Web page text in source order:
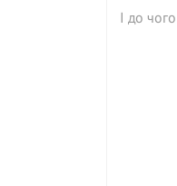
І до